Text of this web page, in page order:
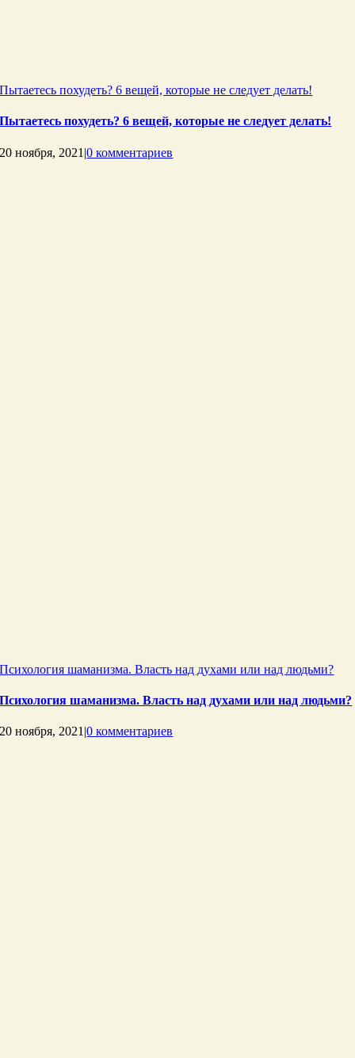
Пытаетесь похудеть? 6 вещей, которые не следует делать!
Пытаетесь похудеть? 6 вещей, которые не следует делать!
20 ноября, 2021 |0 комментариев
Психология шаманизма. Власть над духами или над людьми?
Психология шаманизма. Власть над духами или над людьми?
20 ноября, 2021 |0 комментариев